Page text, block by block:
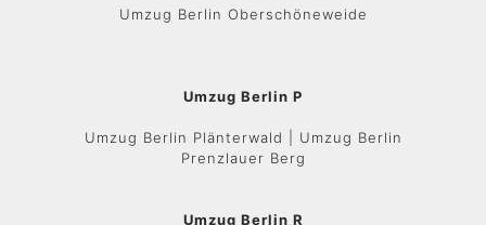
Umzug Berlin Oberschöneweide
Umzug Berlin P
Umzug Berlin Plänterwald | Umzug Berlin
Prenzlauer Berg
Umzug Berlin R